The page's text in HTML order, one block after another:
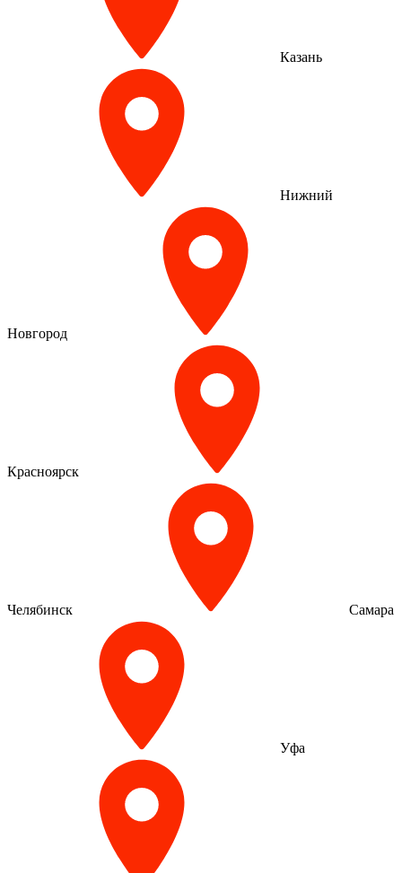
Казань
Нижний
Новгород
Красноярск
Челябинск Самара
Уфа